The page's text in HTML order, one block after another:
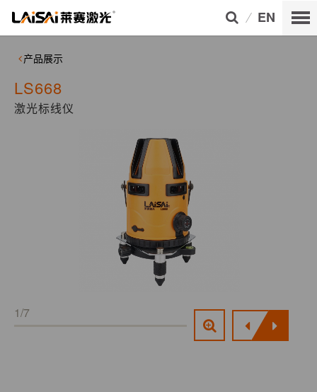
EN
产品展示
LS668
激光标线仪
1/7